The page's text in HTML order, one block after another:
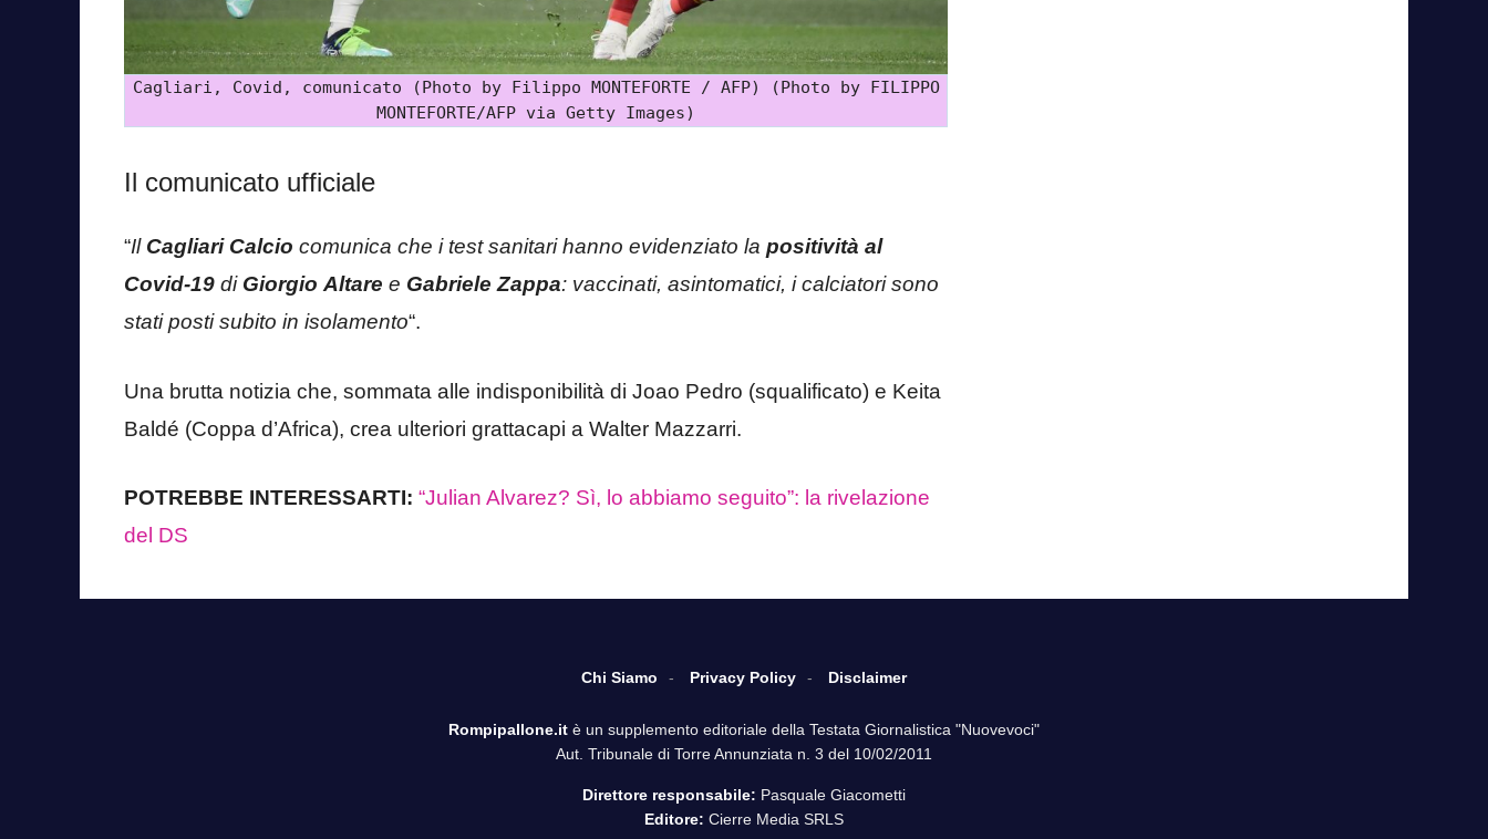
Cagliari, Covid, comunicato (Photo by Filippo MONTEFORTE / AFP) (Photo by FILIPPO
MONTEFORTE/AFP via Getty Images)
Il comunicato ufficiale
“Il Cagliari Calcio comunica che i test sanitari hanno evidenziato la positività al
Covid-19 di Giorgio Altare e Gabriele Zappa: vaccinati, asintomatici, i calciatori sono
stati posti subito in isolamento“.
Una brutta notizia che, sommata alle indisponibilità di Joao Pedro (squalificato) e Keita
Baldé (Coppa d’Africa), crea ulteriori grattacapi a Walter Mazzarri.
POTREBBE INTERESSARTI: “Julian Alvarez? Sì, lo abbiamo seguito”: la rivelazione
del DS
Chi Siamo Privacy Policy Disclaimer
Rompipallone.it è un supplemento editoriale della Testata Giornalistica "Nuovevoci"
Aut. Tribunale di Torre Annunziata n. 3 del 10/02/2011
Direttore responsabile: Pasquale Giacometti
Editore: Cierre Media SRLS